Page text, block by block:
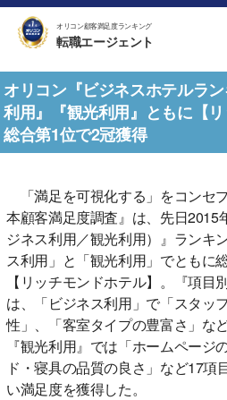
オリコン顧客満足度ランキング
転職エージェント
オリコン『ビジネスホテルラ
利用』『観光利用』ともに【
総合第1位で2冠獲得
「満足を可視化する」をコンセ
本顧客満足度調査』は、先日2015
ジネス利用／観光利用）』ランキ
ス利用」と「観光利用」でともに
【リッチモンドホテル】。『項目
は、「ビジネス利用」で「スタッ
性」、「客室タイプの豊富さ」な
『観光利用』では「ホームページ
ド・寝具の品質の良さ」など17項
い満足度を獲得した。